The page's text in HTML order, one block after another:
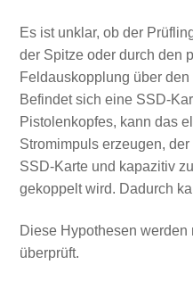
Es ist unklar, ob der
der Spitze oder durch den
Feldauskopplung über
Befindet sich eine SSD-
Pistolenkopfes, kann das
Stromimpuls erzeugen,
SSD-Karte und kapazitiv
gekoppelt wird. Dadurch
Diese Hypothesen
überprüft.